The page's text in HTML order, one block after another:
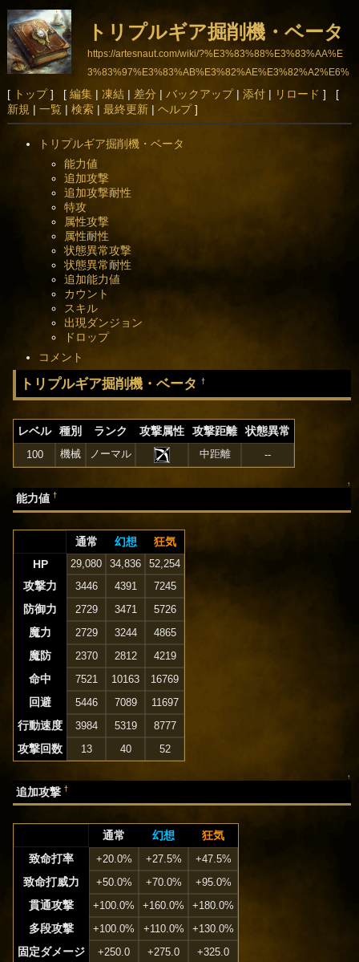
トリプルギア掘削機・ベータ
https://artesnaut.com/wiki/?%E3%83%88%E3%83%AA%E
3%83%97%E3%83%AB%E3%82%AE%E3%82%A2%E6%
8E%98%E5%89%8A%E6%A9%9F%E3%83%BB%E3%8
3%99%E3%83%BC%E3%82%BF
[ トップ] [ 編集| 凍結| 差分 | バックアップ| 添付| リロード ] [
新規 | 一覧 | 検索| 最終更新| ヘルプ]
トリプルギア掘削機・ベータ
能力値
追加攻撃
追加攻撃耐性
特攻
属性攻撃
属性耐性
状態異常攻撃
状態異常耐性
追加能力値
カウント
スキル
出現ダンジョン
ドロップ
コメント
トリプルギア掘削機・ベータ †
レベル 種別 ランク 攻撃属性 攻撃距離 状態異常
100 機械 ノーマル 中距離 --
↑
能力値†
通常 幻想
狂気
HP
29,080 34,836 52,254
攻撃力 3446 4391 7245
防御力 2729 3471 5726
魔力 2729 3244 4865
魔防 2370 2812 4219
命中 7521 10163 16769
回避 5446 7089 11697
行動速度 3984 5319 8777
攻撃回数 13 40 52
↑
追加攻撃†
通常 幻想
狂気
致命打率
+20.0% +27.5% +47.5%
致命打威力 +50.0% +70.0% +95.0%
貫通攻撃 +100.0% +160.0% +180.0%
多段攻撃 +100.0% +110.0% +130.0%
固定ダメージ +250.0 +275.0 +325.0